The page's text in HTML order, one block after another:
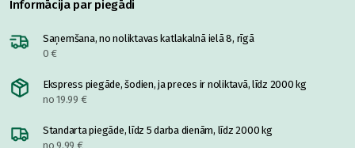
Informācija par piegādi
Saņemšana, no noliktavas katlakalnā ielā 8, rīgā
0 €
Ekspress piegāde, šodien, ja preces ir noliktavā, līdz 2000 kg
no 19.99 €
Standarta piegāde, līdz 5 darba dienām, līdz 2000 kg
no 9.99 €